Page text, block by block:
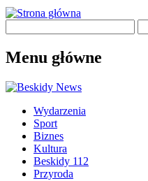
Menu główne
Wydarzenia
Sport
Biznes
Kultura
Beskidy 112
Przyroda